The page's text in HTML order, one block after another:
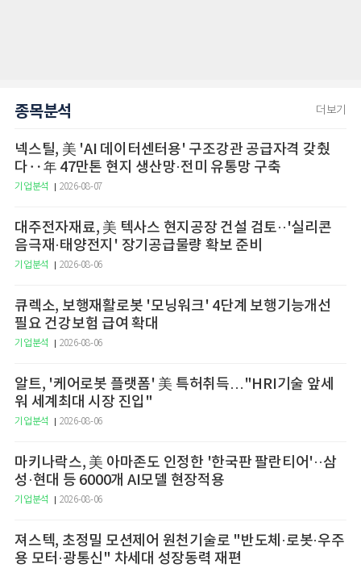
종목분석 더보기
넥스틸, 美 'AI 데이터센터용' 구조강관 공급자격 갖췄
다‥年 47만톤 현지 생산망·전미 유통망 구축
기업분석 2026-08-07
대주전자재료, 美 텍사스 현지공장 건설 검토··'실리콘
음극재·태양전지' 장기공급물량 확보 준비
기업분석 2026-08-06
큐렉소, 보행재활로봇 '모닝워크' 4단계 보행기능개선
필요 건강보험 급여 확대
기업분석 2026-08-06
알트, '케어로봇 플랫폼' 美 특허취득…"HRI기술 앞세
워 세계최대 시장 진입"
기업분석 2026-08-06
마키나락스, 美 아마존도 인정한 '한국판 팔란티어'··삼
성·현대 등 6000개 AI모델 현장적용
기업분석 2026-08-06
져스텍, 초정밀 모션제어 원천기술로 "반도체·로봇·우주
용 모터·광통신" 차세대 성장동력 재편